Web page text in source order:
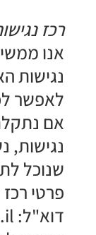
​רכז
אנו
נגישות
לאפשר
אם
נגישות,
שנוכל
​פרטי
​דוא"ל: